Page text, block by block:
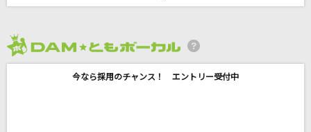
[生音]香水
今なら採用のチャンス！ エントリー受付中